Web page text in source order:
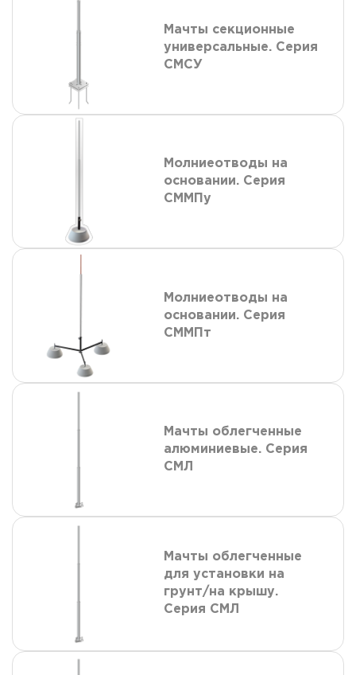
Мачты секционные
универсальные. Серия
СМСУ
Молниеотводы на
основании. Серия
СММПу
Молниеотводы на
основании. Серия
СММПт
Мачты облегченные
алюминиевые. Серия
СМЛ
Мачты облегченные
для установки на
грунт/на крышу.
Серия СМЛ